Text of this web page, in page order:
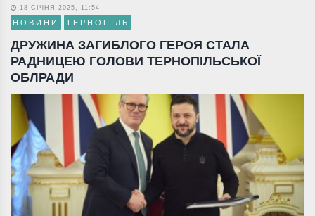
18 СІЧНЯ 2025, 11:54
НОВИНИ ТЕРНОПІЛЬ
ДРУЖИНА ЗАГИБЛОГО ГЕРОЯ СТАЛА
РАДНИЦЕЮ ГОЛОВИ ТЕРНОПІЛЬСЬКОЇ
ОБЛРАДИ